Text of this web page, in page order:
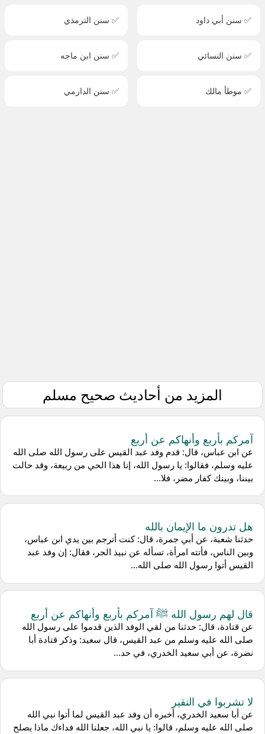
✅ سنن أبي داود ✅ سنن الترمذي
✅ سنن النسائي ✅ سنن ابن ماجه
✅ موطأ مالك ✅ سنن الدارمي
المزيد من أحاديث صحيح مسلم
آمركم بأربع وأنهاكم عن أربع
عن ابن عباس، قال: قدم وفد عبد القيس على رسول الله صلى الله
عليه وسلم، فقالوا: يا رسول الله، إنا هذا الحي من ربيعة، وقد حالت
بيننا، وبينك كفار مضر، فلا...
هل تدرون ما الإيمان بالله
حدثنا شعبة، عن أبي جمرة، قال: كنت أترجم بين يدي ابن عباس،
وبين الناس، فأتته امرأة، تسأله عن نبيذ الجر، فقال: إن وفد عبد
القيس أتوا رسول الله صلى الله...
قال لهم رسول الله ﷺ آمركم بأربع وأنهاكم عن أربع
عن قتادة، قال: حدثنا من لقي الوفد الذين قدموا على رسول الله
صلى الله عليه وسلم من عبد القيس، قال سعيد: وذكر قتادة أبا
نضرة، عن أبي سعيد الخدري، في حد...
لا تشربوا في النقير
عن أبا سعيد الخدري، أخبره أن وفد عبد القيس لما أتوا نبي الله
صلى الله عليه وسلم، قالوا: يا نبي الله، جعلنا الله فداءك ماذا يصلح